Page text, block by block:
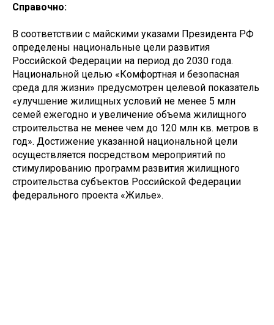
Справочно:
В соответствии с майскими указами Президента РФ
определены национальные цели развития
Российской Федерации на период до 2030 года.
Национальной целью «Комфортная и безопасная
среда для жизни» предусмотрен целевой показатель
«улучшение жилищных условий не менее 5 млн
семей ежегодно и увеличение объема жилищного
строительства не менее чем до 120 млн кв. метров в
год». Достижение указанной национальной цели
осуществляется посредством мероприятий по
стимулированию программ развития жилищного
строительства субъектов Российской Федерации
федерального проекта «Жилье».